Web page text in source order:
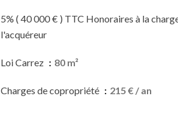
5% ( 40 000 € ) TTC Honoraires à la
l'acquéreur
Loi Carrez 80 m²
Charges de copropriété 215 € / an